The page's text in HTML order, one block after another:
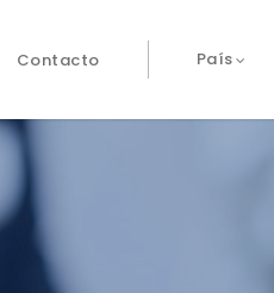
Contacto País